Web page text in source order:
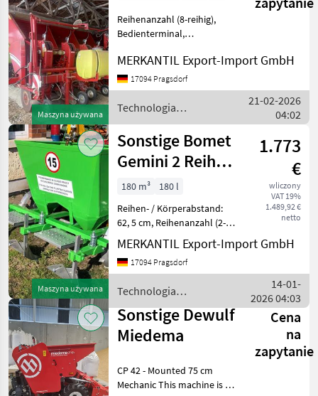
Maszyna używana
Reihenanzahl (8-reihig),
Bedienterminal,
Zusatzfahrwerk,
Dammformblech,
Kippbunkerautomatik,
Vorrichtung Flüssigbeize
Kartoffellegemaschine
MERKANTIL Export-Import GmbH
17094 Pragsdorf
Technologia
ziemniaczana / Grimme
21-02-2026
04:02
Maszyna używana
Sonstige Bomet
Gemini 2 Reihen
NEU
1.773
€
wliczony
VAT 19%
1.489,92 €
netto
180 m³
180 l
Reihen- / Körperabstand:
62, 5 cm, Reihenanzahl (2-
reihig), Heckanbau
________ Reihenabstand
625 mm, Behältervolumen
Dreipunktanhängung,
Gewich
MERKANTIL Export-Import GmbH
17094 Pragsdorf
Technologia
ziemniaczana / Sonstige
14-01-
2026 04:03
Sonstige Dewulf
Miedema
Cena
na
zapytanie
CP 42 - Mounted 75 cm
Mechanic This machine is a